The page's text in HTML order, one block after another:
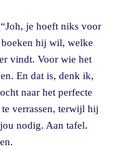
je hoeft niks voor
hij wil, welke
vindt. Voor wie het
En dat is, denk ik,
naar het perfecte
verrassen, terwijl hij
nodig. Aan tafel.